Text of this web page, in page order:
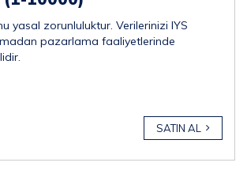
yasal zorunluluktur. Verilerinizi IYS
pazarlama faaliyetlerinde
SATIN AL